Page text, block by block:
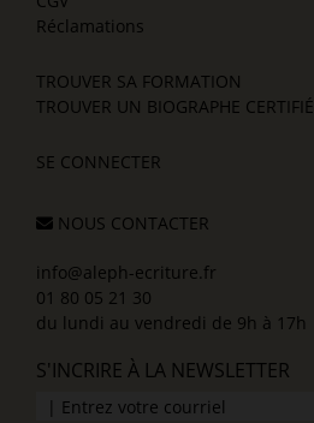
Réclamations
TROUVER SA FORMATION
TROUVER UN BIOGRAPHE CERTIFIÉ
SE CONNECTER
NOUS CONTACTER
info@aleph-ecriture.fr
01 80 05 21 30
du lundi au vendredi de 9h à 17h
S'INCRIRE À LA NEWSLETTER